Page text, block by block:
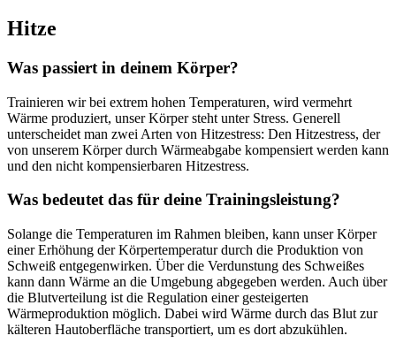
Hitze
Was passiert in deinem Körper?
Trainieren wir bei extrem hohen Temperaturen, wird vermehrt
Wärme produziert, unser Körper steht unter Stress. Generell
unterscheidet man zwei Arten von Hitzestress: Den Hitzestress, der
von unserem Körper durch Wärmeabgabe kompensiert werden kann
und den nicht kompensierbaren Hitzestress.
Was bedeutet das für deine Trainingsleistung?
Solange die Temperaturen im Rahmen bleiben, kann unser Körper
einer Erhöhung der Körpertemperatur durch die Produktion von
Schweiß entgegenwirken. Über die Verdunstung des Schweißes
kann dann Wärme an die Umgebung abgegeben werden. Auch über
die Blutverteilung ist die Regulation einer gesteigerten
Wärmeproduktion möglich. Dabei wird Wärme durch das Blut zur
kälteren Hautoberfläche transportiert, um es dort abzukühlen.